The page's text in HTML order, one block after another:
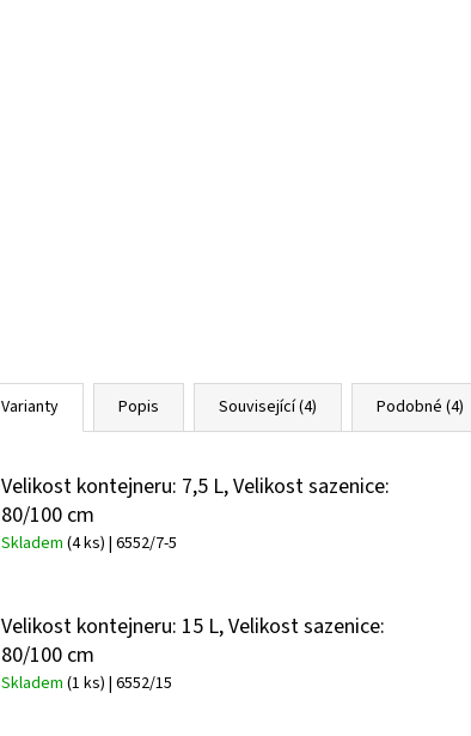
Varianty Popis Související (4) Podobné (4)
Velikost kontejneru: 7,5 L, Velikost sazenice:
80/100 cm
Skladem (4 ks) | 6552/7-5
Velikost kontejneru: 15 L, Velikost sazenice:
80/100 cm
Skladem (1 ks) | 6552/15